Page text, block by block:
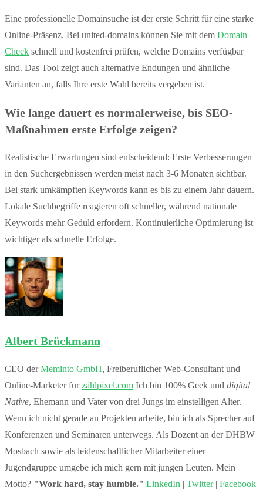
Eine professionelle Domainsuche ist der erste Schritt für eine starke
Online-Präsenz. Bei united-domains können Sie mit dem Domain
Check schnell und kostenfrei prüfen, welche Domains verfügbar
sind. Das Tool zeigt auch alternative Endungen und ähnliche
Varianten an, falls Ihre erste Wahl bereits vergeben ist.
Wie lange dauert es normalerweise, bis SEO-
Maßnahmen erste Erfolge zeigen?
Realistische Erwartungen sind entscheidend: Erste Verbesserungen
in den Suchergebnissen werden meist nach 3-6 Monaten sichtbar.
Bei stark umkämpften Keywords kann es bis zu einem Jahr dauern.
Lokale Suchbegriffe reagieren oft schneller, während nationale
Keywords mehr Geduld erfordern. Kontinuierliche Optimierung ist
wichtiger als schnelle Erfolge.
Albert Brückmann
CEO derMeminto GmbH, Freiberuflicher Web-Consultant und
Online-Marketer fürzählpixel.com Ich bin 100% Geek und digital
Native, Ehemann und Vater von drei Jungs im einstelligen Alter.
Wenn ich nicht gerade an Projekten arbeite, bin ich als Sprecher auf
Konferenzen und Seminaren unterwegs. Als Dozent an der DHBW
Mosbach sowie als leidenschaftlicher Mitarbeiter einer
Jugendgruppe umgebe ich mich gern mit jungen Leuten. Mein
Motto? "Work hard, stay humble." LinkedIn | Twitter| Facebook